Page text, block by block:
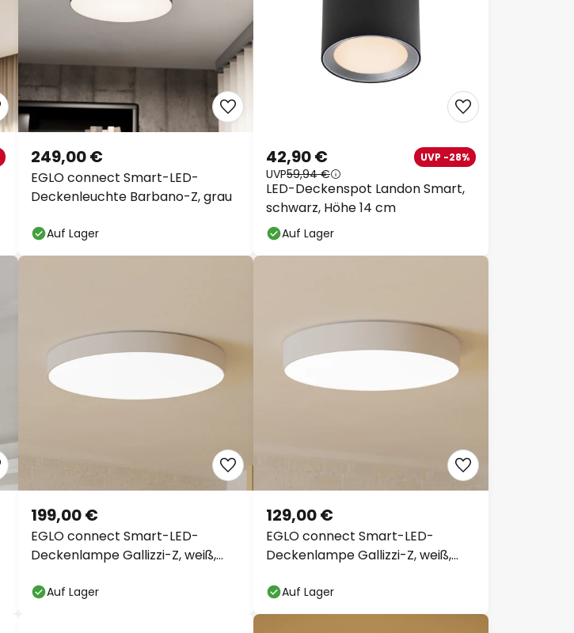
EGLO connect Smart-LED-
Deckenleuchte Barbano-Z, grau
249,00 €
Auf Lager
LED-Deckenspot Landon Smart,
schwarz, Höhe 14 cm
42,90 € UVP -28%
UVP59,94 €
Auf Lager
EGLO connect Smart-LED-
Deckenlampe Gallizzi-Z, weiß,
199,00 €
Auf Lager
EGLO connect Smart-LED-
Deckenlampe Gallizzi-Z, weiß,
129,00 €
Auf Lager